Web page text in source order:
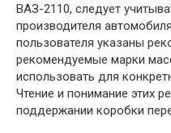
ВАЗ-2110, следует
производителя
пользователя указаны
рекомендуемые марки
использовать для
Чтение и понимание этих
поддержании коробки